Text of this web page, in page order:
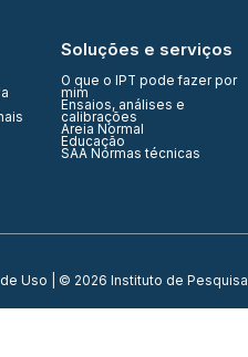
Soluções e serviços
O que o IPT pode fazer por
mim
Ensaios, análises e
calibrações
Areia Normal
Educação
SAA Normas técnicas
Uso | © 2026 Instituto de